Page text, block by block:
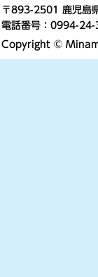
〒893-2501 鹿児島
電話番号：0994-
Copyright ©